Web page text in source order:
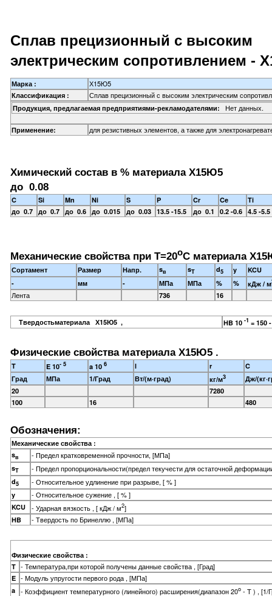
Сплав прецизионный с высоким
электрическим сопротивлением -
Марка : Х15Ю5
Классификация : Сплав прецизионный с высоким электрическим
Продукция, предлагаемая предприятиями-рекламодателями: Нет данных.
Применение: для резистивных элементов, а также для
Химический состав в % материала Х15Ю5
до 0.08
C Si Mn Ni S P Cr Ce
Ti
до 0.7
до 0.7 до 0.6 до 0.015 до 0.03 13.5 -15.5 до 0.1 0.2 -0.6 4.5 -5.5
Механические свойства при Т=20oС материала
Сортамент Размер Напр. sв sT d5 y
KCU
-
мм - МПа МПа % % кДж / м
Лента 736 16
Твердостьматериала Х15Ю5 , HB 10 -1 = 150
Физические свойства материала Х15Ю5 .
T E 10- 5 a 10 6 l r
C
Град
МПа 1/Град Вт/(м·град) кг/м3
Дж/
20
7280
100
16 480
Обозначения:
Механические свойства :
sв - Предел кратковременной прочности, [МПа]
sT - Предел пропорциональности(предел текучести для остаточной
d5 - Относительное удлинение при разрыве, [ % ]
y - Относительное сужение , [ % ]
KCU - Ударная вязкость , [ кДж / м2]
HB - Твердость по Бринеллю , [МПа]
Физические свойства :
T - Температура,при которой получены данные свойства , [Град]
E - Модуль упругости первого рода , [МПа]
a - Коэффициент температурного (линейного) расширения(диапазон 20o - T ) , [1/